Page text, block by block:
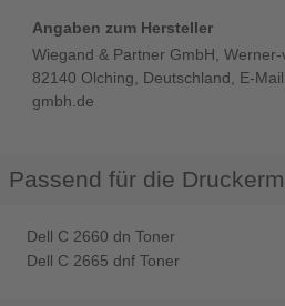
Angaben zum Hersteller
Wiegand & Partner GmbH, Werner-
82140 Olching, Deutschland, E-
gmbh.de
Passend für die
Dell C 2660 dn Toner
Dell C 2665 dnf Toner